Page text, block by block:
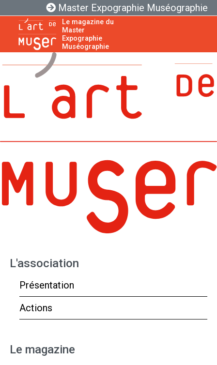
Master Expographie Muséographie
Le magazine du
Master
Expographie
Muséographie
L'association
Présentation
Actions
Le magazine